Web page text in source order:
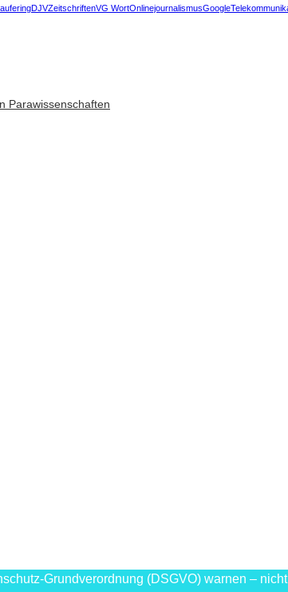
DJVZeitschriftenVG WortOnlinejournalismusGoogle
Parawissenschaften
Grundverordnung (DSGVO) warnen –